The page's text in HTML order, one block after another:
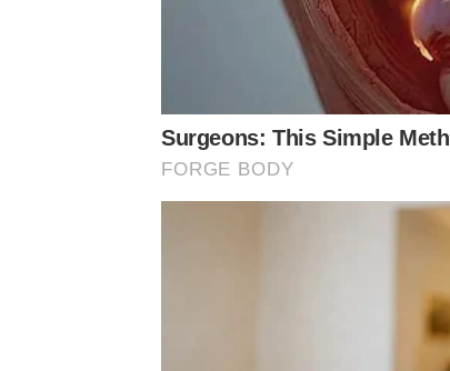
Surgeons: This Simple
FORGE BODY